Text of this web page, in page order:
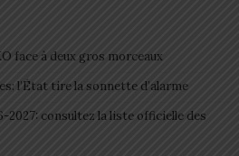
face à deux gros morceaux
l’État tire la sonnette d’alarme
consultez la liste officielle des